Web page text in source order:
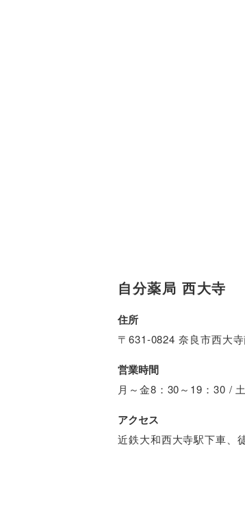
自分薬局 西大寺
住所
〒631-0824 奈良市西大
営業時間
月～金8：30～19：30 /
アクセス
近鉄大和西大寺駅下車、